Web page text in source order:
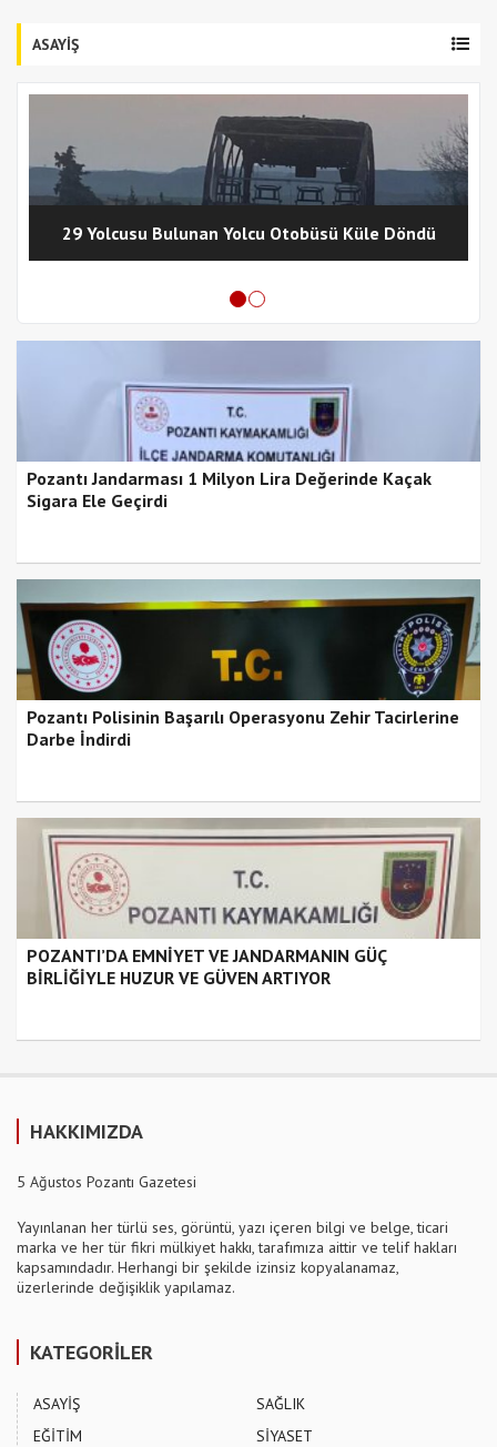
ASAYİŞ
29 Yolcusu Bulunan Yolcu Otobüsü Küle Döndü
Pozantı Jandarması 1 Milyon Lira Değerinde Kaçak
Sigara Ele Geçirdi
Pozantı Polisinin Başarılı Operasyonu Zehir Tacirlerine
Darbe İndirdi
POZANTI’DA EMNİYET VE JANDARMANIN GÜÇ
BİRLİĞİYLE HUZUR VE GÜVEN ARTIYOR
HAKKIMIZDA
5 Ağustos Pozantı Gazetesi
Yayınlanan her türlü ses, görüntü, yazı içeren bilgi ve belge, ticari
marka ve her tür fikri mülkiyet hakkı, tarafımıza aittir ve telif hakları
kapsamındadır. Herhangi bir şekilde izinsiz kopyalanamaz,
üzerlerinde değişiklik yapılamaz.
KATEGORİLER
ASAYİŞ
EĞİTİM
SAĞLIK
SİYASET